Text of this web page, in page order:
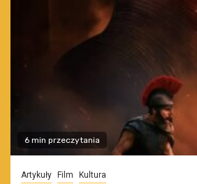
6 min przeczytania
Artykuły Film Kultura